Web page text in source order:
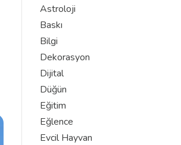
Astroloji
Baskı
Bilgi
Dekorasyon
Dijital
Düğün
Eğitim
Eğlence
Evcil Hayvan